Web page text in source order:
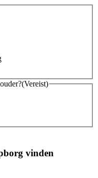
(Vereist)
vinden